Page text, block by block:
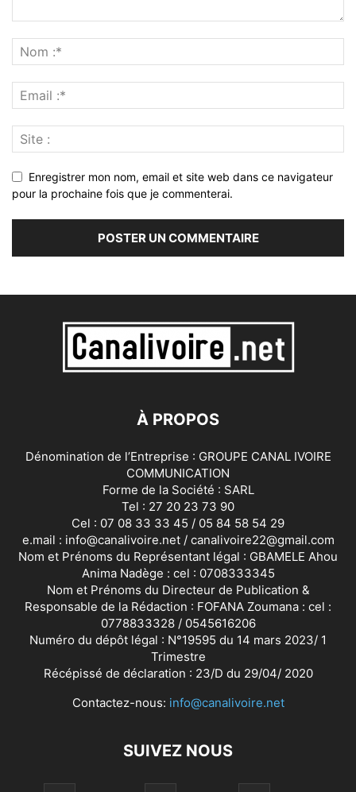
Enregistrer mon nom, email et site web dans ce navigateur
pour la prochaine fois que je commenterai.
À PROPOS
Dénomination de l’Entreprise : GROUPE CANAL IVOIRE
COMMUNICATION
Forme de la Société : SARL
Tel : 27 20 23 73 90
Cel : 07 08 33 33 45 / 05 84 58 54 29
e.mail : info@canalivoire.net / canalivoire22@gmail.com
Nom et Prénoms du Représentant légal : GBAMELE Ahou
Anima Nadège : cel : 0708333345
Nom et Prénoms du Directeur de Publication &
Responsable de la Rédaction : FOFANA Zoumana : cel :
0778833328 / 0545616206
Numéro du dépôt légal : N°19595 du 14 mars 2023/ 1
Trimestre
Récépissé de déclaration : 23/D du 29/04/ 2020
Contactez-nous: info@canalivoire.net
SUIVEZ NOUS